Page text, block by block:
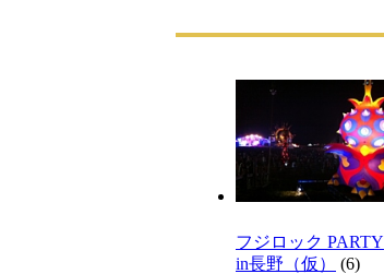
フジロック PARTY
in長野（仮）
(6)